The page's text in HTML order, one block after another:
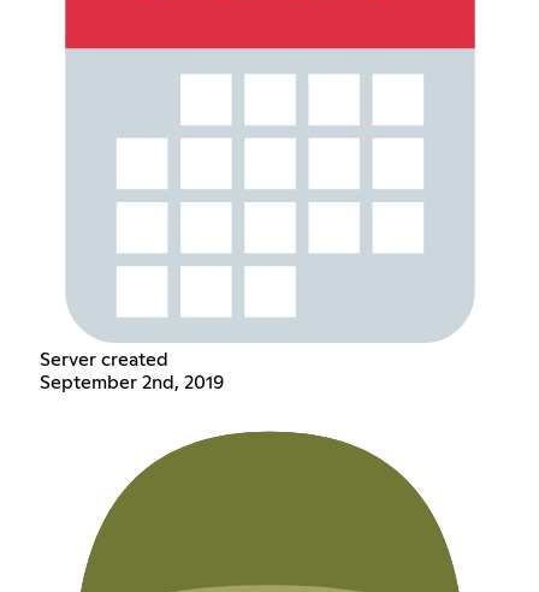
Server created
September 2nd, 2019